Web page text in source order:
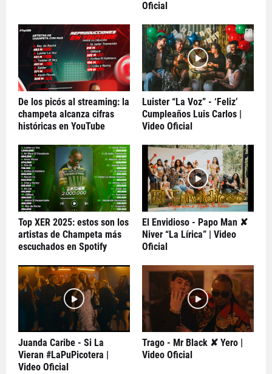
Oficial
De los picós al streaming: la
champeta alcanza cifras
históricas en YouTube
Luister “La Voz” - ‘Feliz’
Cumpleaños Luis Carlos |
Video Oficial
Top XER 2025: estos son los
artistas de Champeta más
escuchados en Spotify
El Envidioso - Papo Man ✘
Niver “La Lírica” | Video
Oficial
Juanda Caribe - Si La
Vieran #LaPuPicotera |
Video Oficial
Trago - Mr Black ✘ Yero |
Video Oficial